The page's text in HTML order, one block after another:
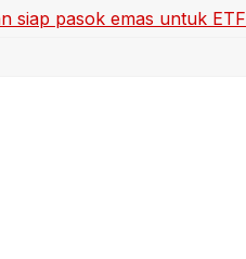
siap pasok emas untuk ETF